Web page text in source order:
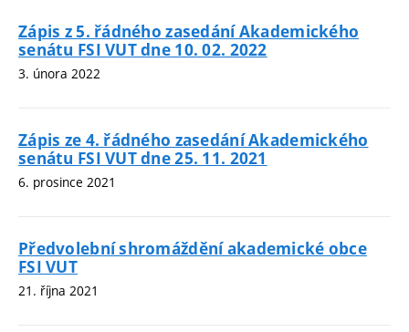
Zápis z 5. řádného zasedání Akademického
senátu FSI VUT dne 10. 02. 2022
3. února 2022
Zápis ze 4. řádného zasedání Akademického
senátu FSI VUT dne 25. 11. 2021
6. prosince 2021
Předvolební shromáždění akademické obce
FSI VUT
21. října 2021